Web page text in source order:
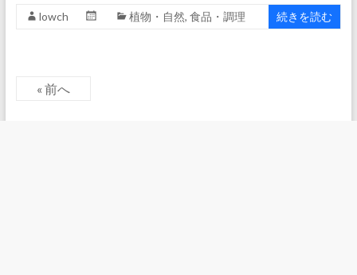
lowch 植物・自然, 食品・調理 続きを読む
« 前へ